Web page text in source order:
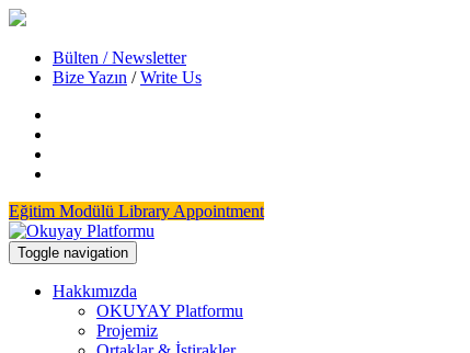
Bülten / Newsletter
Bize Yazın /Write Us
Eğitim Modülü Library Appointment
Toggle navigation
Hakkımızda
OKUYAY Platformu
Projemiz